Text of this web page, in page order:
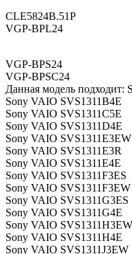
CLE5824B.51P
VGP-BPL24
VGP-BPS24
VGP-BPSC24
Данная модель подходит:
Sony VAIO SVS1311B4E
Sony VAIO SVS1311C5E
Sony VAIO SVS1311D4E
Sony VAIO SVS1311E3EW
Sony VAIO SVS1311E3R
Sony VAIO SVS1311E4E
Sony VAIO SVS1311F3ES
Sony VAIO SVS1311F3EW
Sony VAIO SVS1311G3ES
Sony VAIO SVS1311G4E
Sony VAIO SVS1311H3EW
Sony VAIO SVS1311H4E
Sony VAIO SVS1311J3EW